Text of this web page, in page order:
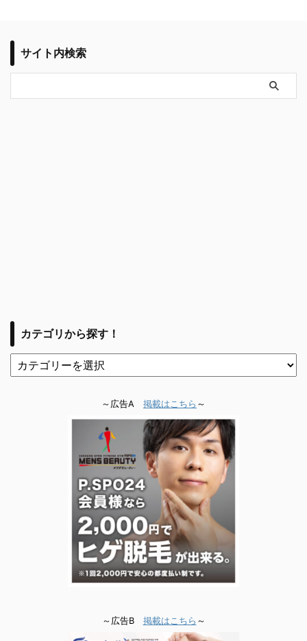
サイト内検索
カテゴリから探す！
～広告A 掲載はこちら ～
～広告B 掲載はこちら ～